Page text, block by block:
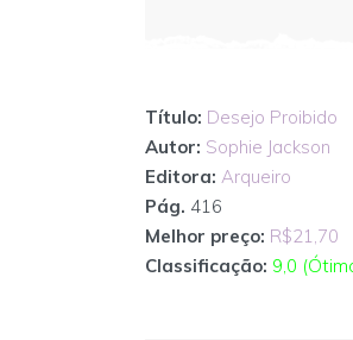
Título: Desejo Proibido
Autor: Sophie Jackson
Editora: Arqueiro
Pág. 416
Melhor preço: R$21,70
Classificação: 9,0